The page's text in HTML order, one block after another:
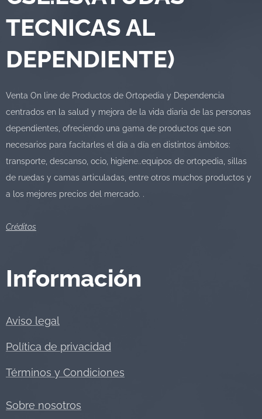
TECNICAS AL
DEPENDIENTE)
Venta On line de Productos de Ortopedia y Dependencia
centrados en la salud y mejora de la vida diaria de las personas
dependientes, ofreciendo una gama de productos que son
necesarios para facitarles el día a día en distintos ámbitos:
transporte, descanso, ocio, higiene..equipos de ortopedia, sillas
de ruedas y camas articuladas, entre otros muchos productos y
a los mejores precios del mercado. .
Créditos
Información
Aviso legal
Política de privacidad
Términos y Condiciones
Sobre nosotros